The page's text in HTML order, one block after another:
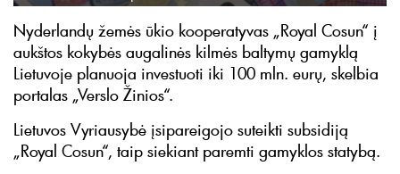
Nyderlandų žemės ūkio kooperatyvas „Royal Cosun“ į
aukštos kokybės augalinės kilmės baltymų gamyklą
Lietuvoje planuoja investuoti iki 100 mln. eurų, skelbia
portalas „Verslo Žinios“.
Lietuvos Vyriausybė įsipareigojo suteikti subsidiją
„Royal Cosun“, taip siekiant paremti gamyklos statybą.